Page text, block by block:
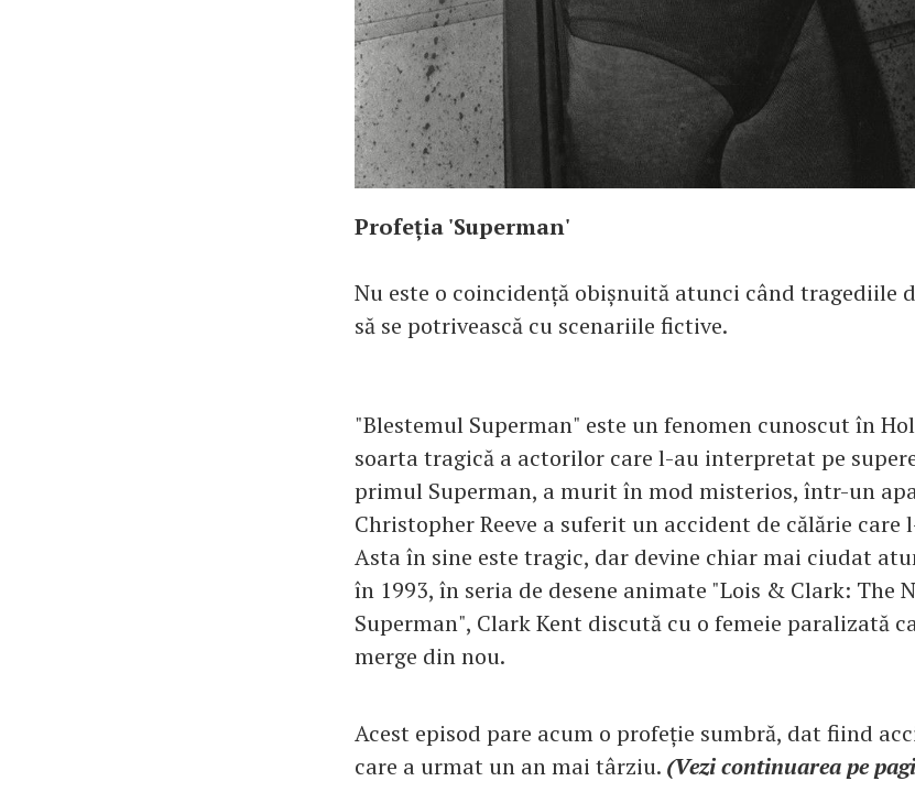
Profeția 'Superman'
Nu este o coincidență obișnuită atunci când tragediile
să se potrivească cu scenariile fictive.
"Blestemul Superman" este un fenomen cunoscut în
soarta tragică a actorilor care l-au interpretat pe
primul Superman, a murit în mod misterios, într-un
Christopher Reeve a suferit un accident de călărie
Asta în sine este tragic, dar devine chiar mai ciudat
în 1993, în seria de desene animate "Lois & Clark: The
Superman", Clark Kent discută cu o femeie paralizată
merge din nou.
Acest episod pare acum o profeție sumbră, dat fiind
care a urmat un an mai târziu. (Vezi continuarea pe